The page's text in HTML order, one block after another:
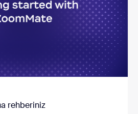
rehberiniz